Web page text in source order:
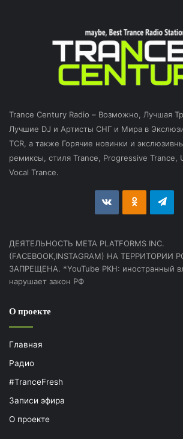
Trance Century Radio – Возможно, Лучшая
Лучшие DJ и Артисты СНГ и Мира в
TCR, а также Горячие новинки и
ремиксы, стиля Trance, Progressive Trance,
Vocal Trance.
vk.com
ДЕЯТЕЛЬНОСТЬ МЕТА PLATFORMS INC.
(FACEBOOK,INSTAGRAM) НА ТЕРРИТОРИИ
ЗАПРЕЩЕНА. *YouTube РКН: иностранный
нарушает закон РФ
О проекте
Главная
Радио
#TranceFresh
Записи эфира
О проекте